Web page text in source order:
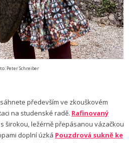
Peter Schreiber
především ve zkouškovém
na studenské radě. Rafinovaný
s širokou, ležérně přepásanou vázačkou
doplní úzká Pouzdrová sukně ke